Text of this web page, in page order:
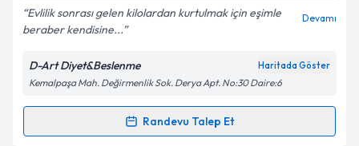
E-posta Adresiniz
Kişisel verilerimin işlenmesine ilişkinAydınlatma
Metni'ni okudum ve kişisel verilerimin belirtilen
kapsamda işlenmesini kabul ediyorum.
Evlilik sonrası gelen kilolardan kurtulmak için eşimle
beraber kendisine...
Devamı
D-Art Diyet&Beslenme Haritada Göster
Kemalpaşa Mah. Değirmenlik Sok. Derya Apt. No:30 Daire:6
Randevu Talep Et
Randevu Takvimi Talebi